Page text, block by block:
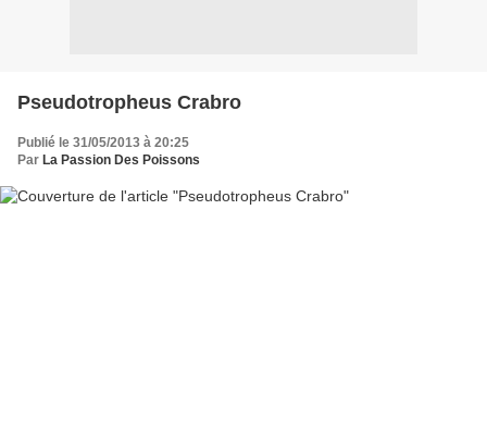
Pseudotropheus Crabro
Publié le 31/05/2013 à 20:25
Par La Passion Des Poissons